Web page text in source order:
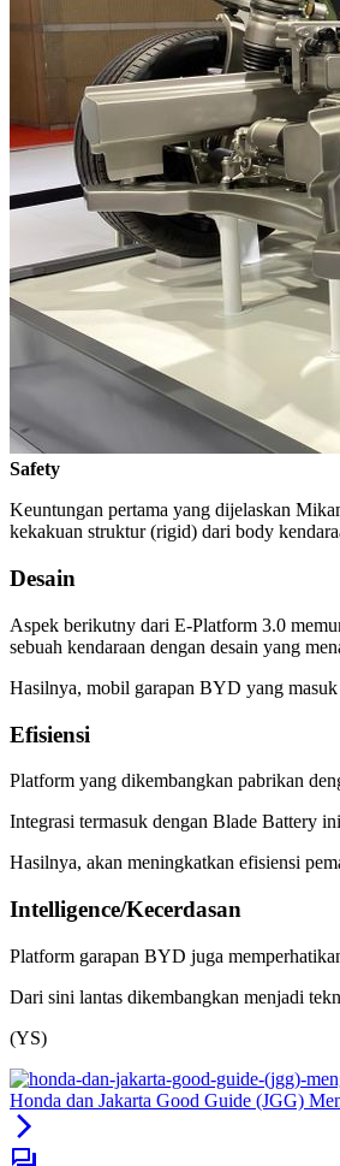
Safety
Keuntungan pertama yang dijelaskan
kekakuan struktur (rigid) dari body
Desain
Aspek berikutny dari E-Platform 3.0
sebuah kendaraan dengan desain yang
Hasilnya, mobil garapan BYD yang
Efisiensi
Platform yang dikembangkan pabrikan
Integrasi termasuk dengan Blade Battery
Hasilnya, akan meningkatkan efisiensi
Intelligence/Kecerdasan
Platform garapan BYD juga
Dari sini lantas dikembangkan menjadi
(YS)
Honda dan Jakarta Good Guide (JGG)